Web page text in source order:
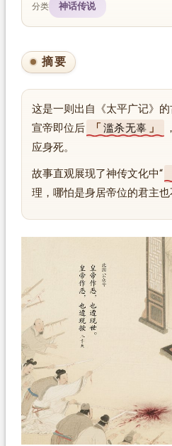
分类 神话传说
摘要
这是一则出自《太平广记》
宣帝即位后
滥杀无辜
应身死。
故事直观展现了神传文化中“
理，哪怕是身居帝位的君主也